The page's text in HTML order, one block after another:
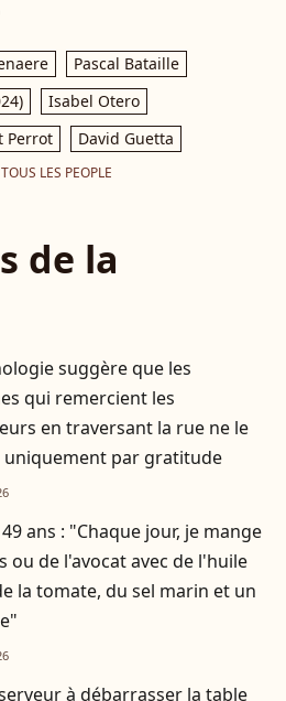
Pascal Bataille
Isabel Otero
Perrot David Guetta
LES PEOPLE
de la
suggère que les
qui remercient les
en traversant la rue ne le
par gratitude
ans : "Chaque jour, je mange
ou de l'avocat avec de l'huile
la tomate, du sel marin et un
à débarrasser la table